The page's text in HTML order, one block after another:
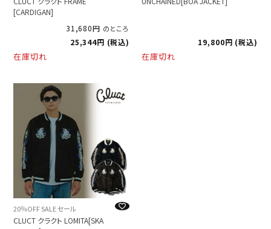
[CARDIGAN]
31,680
のところ
25,344 税込
在庫切れ
19,800 税込
在庫切れ
20％OFF SALE セール
CLUCT クラクト LOMITA[SKA